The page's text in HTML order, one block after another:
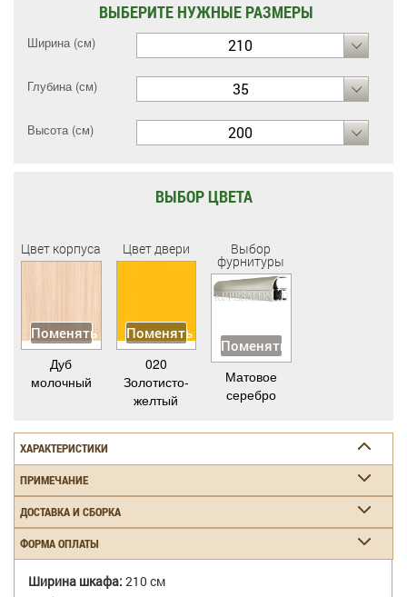
ВЫБЕРИТЕ НУЖНЫЕ РАЗМЕРЫ
Ширина (см) 210
Глубина (см) 35
Высота (см) 200
ВЫБОР ЦВЕТА
Цвет корпуса
Поменять
Дуб
молочный
Цвет двери
Поменять
020
Золотисто-
желтый
Выбор
фурнитуры
Поменять
Матовое
серебро
ХАРАКТЕРИСТИКИ
ПРИМЕЧАНИЕ
ДОСТАВКА И СБОРКА
ФОРМА ОПЛАТЫ
Ширина шкафа: 210 см